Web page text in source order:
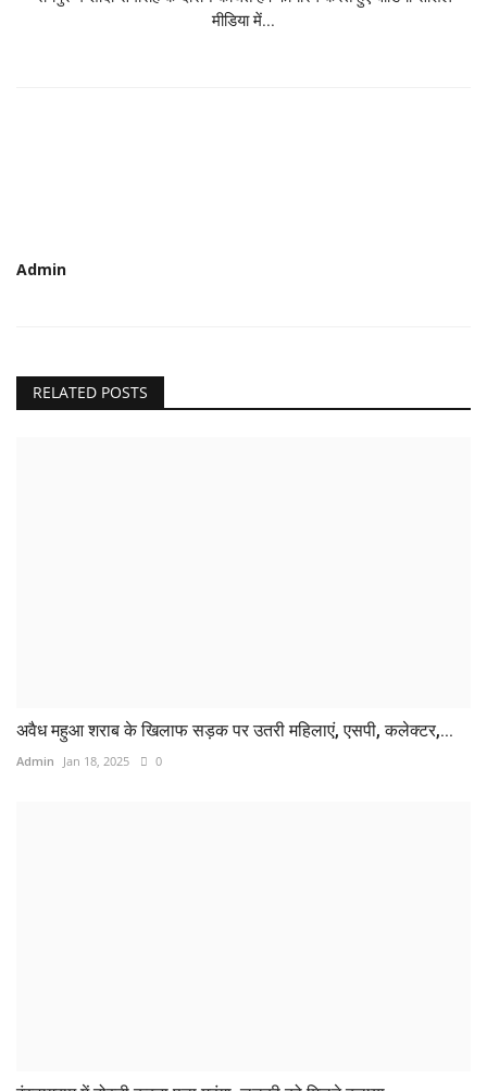
मीडिया में...
Admin
RELATED POSTS
अवैध महुआ शराब के खिलाफ सड़क पर उतरी महिलाएं, एसपी, कलेक्टर,...
Admin Jan 18, 2025 0